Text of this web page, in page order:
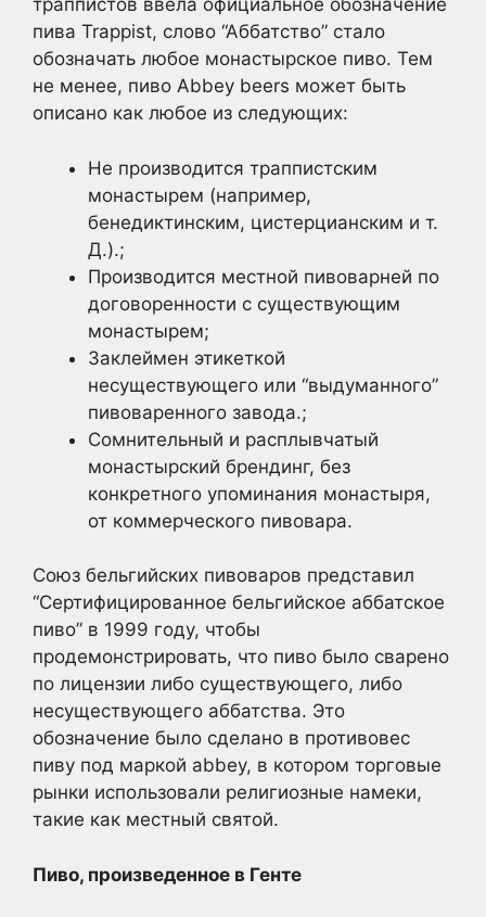
траппистов ввела официальное обозначение
пива Trappist, слово “Аббатство” стало
обозначать любое монастырское пиво. Тем
не менее, пиво Abbey beers может быть
описано как любое из следующих:
Не производится траппистским
монастырем (например,
бенедиктинским, цистерцианским и т.
Д.).;
Производится местной пивоварней по
договоренности с существующим
монастырем;
Заклеймен этикеткой
несуществующего или “выдуманного”
пивоваренного завода.;
Сомнительный и расплывчатый
монастырский брендинг, без
конкретного упоминания монастыря,
от коммерческого пивовара.
Союз бельгийских пивоваров представил
“Сертифицированное бельгийское аббатское
пиво” в 1999 году, чтобы
продемонстрировать, что пиво было сварено
по лицензии либо существующего, либо
несуществующего аббатства. Это
обозначение было сделано в противовес
пиву под маркой abbey, в котором торговые
рынки использовали религиозные намеки,
такие как местный святой.
Пиво, произведенное в Генте